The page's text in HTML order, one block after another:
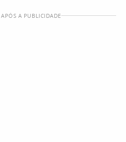
A PUBLICIDADE